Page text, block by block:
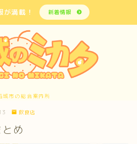
満載！ 新着情報
城市の総合案内所
飲食店
め